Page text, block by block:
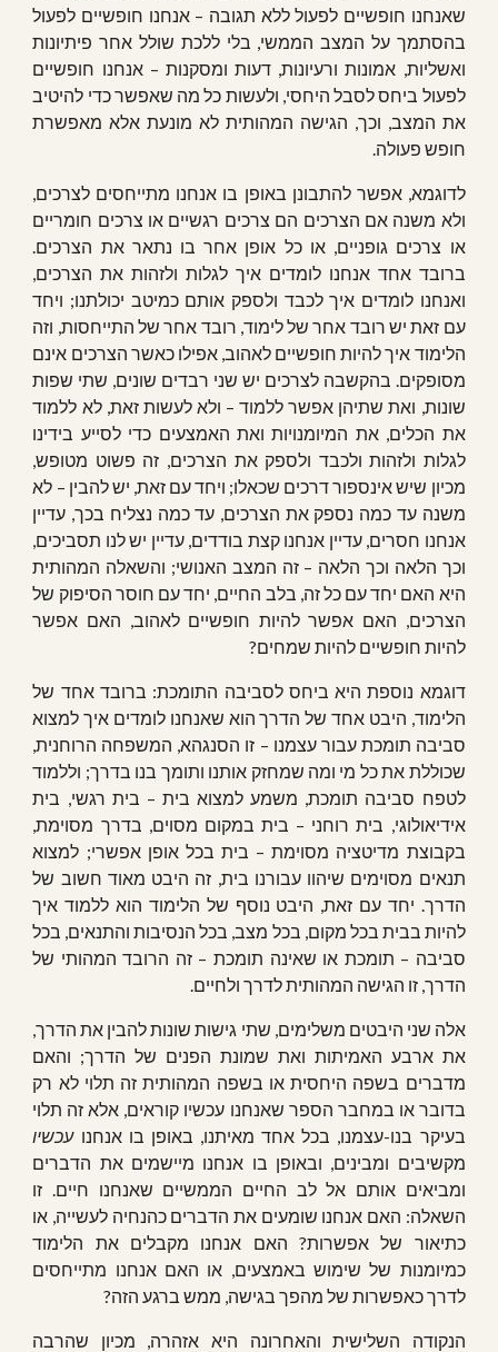
שאנחנו חופשיים לפעול ללא תגובה – אנחנו חופשיים לפעול
בהסתמך על המצב הממשי, בלי ללכת שולל אחר פיתיונות
ואשליות, אמונות ורעיונות, דעות ומסקנות – אנחנו חופשיים
לפעול ביחס לסבל היחסי, ולעשות כל מה שאפשר כדי להיטיב
את המצב, וכך, הגישה המהותית לא מונעת אלא מאפשרת
חופש פעולה.
לדוגמא, אפשר להתבונן באופן בו אנחנו מתייחסים לצרכים,
ולא משנה אם הצרכים הם צרכים רגשיים או צרכים חומריים
או צרכים גופניים, או כל אופן אחר בו נתאר את הצרכים.
ברובד אחד אנחנו לומדים איך לגלות ולזהות את הצרכים,
ואנחנו לומדים איך לכבד ולספק אותם כמיטב יכולתנו; ויחד
עם זאת יש רובד אחר של לימוד, רובד אחר של התייחסות, וזה
הלימוד איך להיות חופשיים לאהוב, אפילו כאשר הצרכים אינם
מסופקים. בהקשבה לצרכים יש שני רבדים שונים, שתי שפות
שונות, ואת שתיהן אפשר ללמוד – ולא לעשות זאת, לא ללמוד
את הכלים, את המיומנויות ואת האמצעים כדי לסייע בידינו
לגלות ולזהות ולכבד ולספק את הצרכים, זה פשוט מטופש,
מכיון שיש אינספור דרכים שכאלו; ויחד עם זאת, יש להבין – לא
משנה עד כמה נספק את הצרכים, עד כמה נצליח בכך, עדיין
אנחנו חסרים, עדיין אנחנו קצת בודדים, עדיין יש לנו תסביכים,
וכך הלאה וכך הלאה – זה המצב האנושי; והשאלה המהותית
היא האם יחד עם כל זה, בלב החיים, יחד עם חוסר הסיפוק של
הצרכים, האם אפשר להיות חופשיים לאהוב, האם אפשר
להיות חופשיים להיות שמחים?
דוגמא נוספת היא ביחס לסביבה התומכת: ברובד אחד של
הלימוד, היבט אחד של הדרך הוא שאנחנו לומדים איך למצוא
סביבה תומכת עבור עצמנו – זו הסנגהא, המשפחה הרוחנית,
שכוללת את כל מי ומה שמחזק אותנו ותומך בנו בדרך; וללמוד
לטפח סביבה תומכת, משמע למצוא בית – בית רגשי, בית
אידיאולוגי, בית רוחני – בית במקום מסוים, בדרך מסוימת,
בקבוצת מדיטציה מסוימת – בית בכל אופן אפשרי; למצוא
תנאים מסוימים שיהוו עבורנו בית, זה היבט מאוד חשוב של
הדרך. יחד עם זאת, היבט נוסף של הלימוד הוא ללמוד איך
להיות בבית בכל מקום, בכל מצב, בכל הנסיבות והתנאים, בכל
סביבה – תומכת או שאינה תומכת – זה הרובד המהותי של
הדרך, זו הגישה המהותית לדרך ולחיים.
אלה שני היבטים משלימים, שתי גישות שונות להבין את הדרך,
את ארבע האמיתות ואת שמונת הפנים של הדרך; והאם
מדברים בשפה היחסית או בשפה המהותית זה תלוי לא רק
בדובר או במחבר הספר שאנחנו עכשיו קוראים, אלא זה תלוי
בעיקר בנו-עצמנו, בכל אחד מאיתנו, באופן בו אנחנועכשיו
מקשיבים ומבינים, ובאופן בו אנחנו מיישמים את הדברים
ומביאים אותם אל לב החיים הממשיים שאנחנו חיים. זו
השאלה: האם אנחנו שומעים את הדברים כהנחיה לעשייה, או
כתיאור של אפשרות? האם אנחנו מקבלים את הלימוד
כמיומנות של שימוש באמצעים, או האם אנחנו מתייחסים
לדרך כאפשרות של מהפך בגישה, ממש ברגע הזה?
הנקודה השלישית והאחרונה היא אזהרה, מכיון שהרבה